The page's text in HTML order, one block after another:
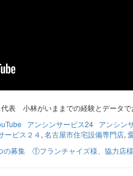
表 小林がいままでの経験とデータで
アンシンサービス24 アンシン
ービス２４, 名古屋市住宅設備専門店,
の募集 ①フランチャイズ様、協力店